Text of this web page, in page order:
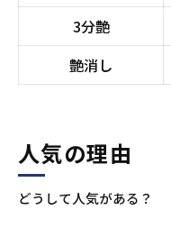
3分艶
艶消し
人気の理由
どうして人気がある？